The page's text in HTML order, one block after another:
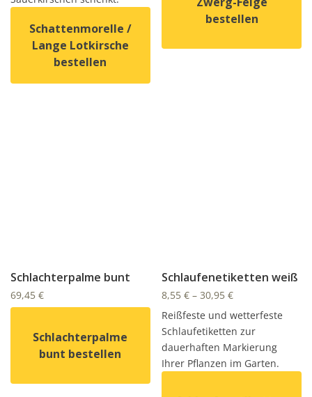
Schattenmorelle /
Lange Lotkirsche
bestellen
bestellen
Schlachterpalme bunt
69,45 €
Schlachterpalme
bunt bestellen
Schlaufenetiketten weiß
8,55€ –30,95€
Reißfeste und wetterfeste
Schlaufetiketten zur
dauerhaften Markierung
Ihrer Pflanzen im Garten.